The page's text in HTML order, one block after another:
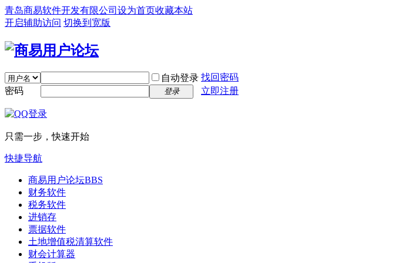
青岛商易软件开发有限公司 设为首页收藏本站
开启辅助访问 切换到宽版
自动登录 找回密码
密码
登录 立即注册
只需一步，快速开始
快捷导航
商易用户论坛BBS
财务软件
税务软件
进销存
票据软件
土地增值税清算软件
财会计算器